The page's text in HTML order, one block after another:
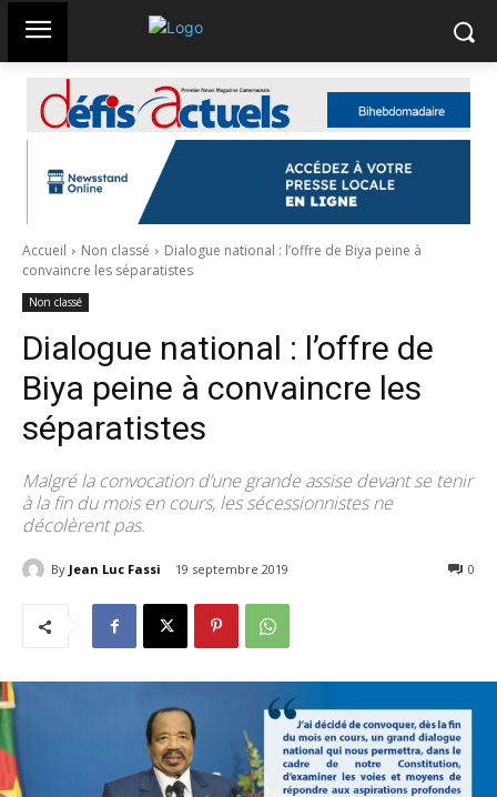
Accueil Non classé
Dialogue national : l’offre de Biya peine à
convaincre les séparatistes
Non classé
Dialogue national : l’offre de
Biya peine à convaincre les
séparatistes
Malgré la convocation d’une grande assise devant se tenir
à la fin du mois en cours, les sécessionnistes ne
décolèrent pas.
By Jean Luc Fassi 19 septembre 2019 0